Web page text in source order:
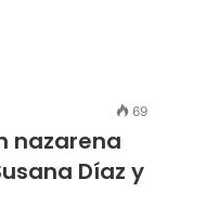
69
nazarena
Díaz y